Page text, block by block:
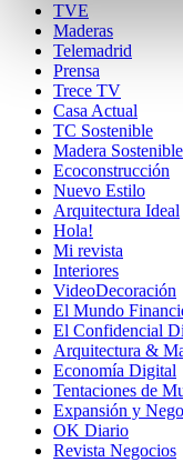
TVE
Maderas
Telemadrid
Prensa
Trece TV
Casa Actual
TC Sostenible
Madera Sostenible
Ecoconstrucción
Nuevo Estilo
Arquitectura Ideal
Hola!
Mi revista
Interiores
VideoDecoración
El Mundo
El Confidencial
Arquitectura &
Economía Digital
Tentaciones de
Expansión y
OK Diario
Revista Negocios